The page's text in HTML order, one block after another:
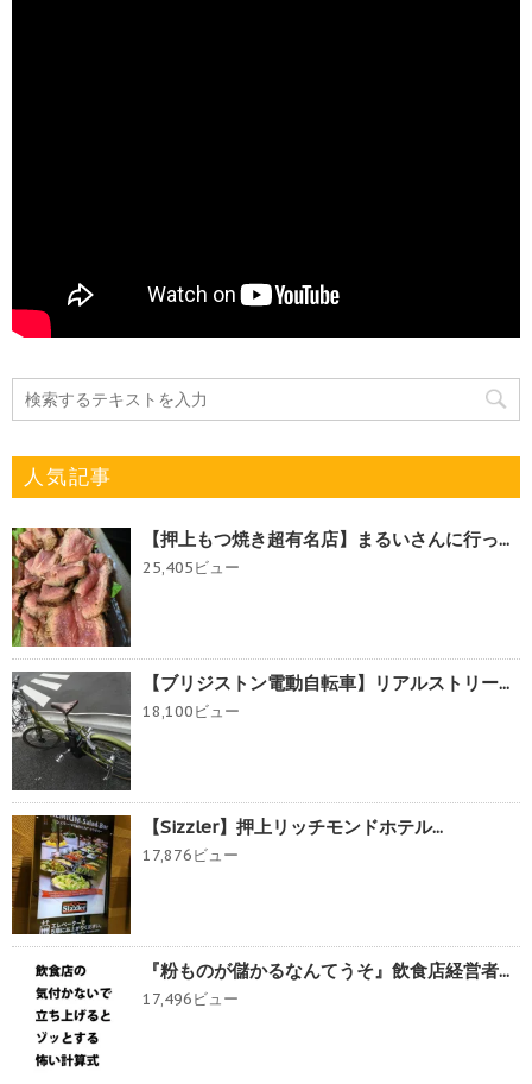
人気記事
【押上もつ焼き超有名店】まるいさんに行っ...
25,405ビュー
【ブリジストン電動自転車】リアルストリー...
18,100ビュー
【Sizzler】押上リッチモンドホテル...
17,876ビュー
『粉ものが儲かるなんてうそ』飲食店経営者...
17,496ビュー